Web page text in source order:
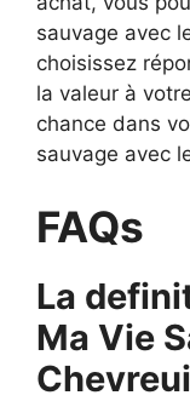
sauvage avec
choisissez
la valeur à
chance dans
sauvage avec
FAQs
La
Ma Vie